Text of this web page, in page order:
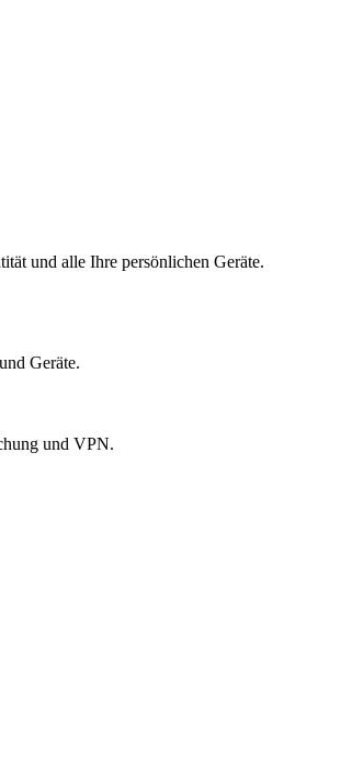
und alle Ihre persönlichen Geräte.
Geräte.
und VPN.